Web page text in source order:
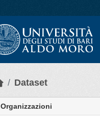
Dataset
Organizzazioni